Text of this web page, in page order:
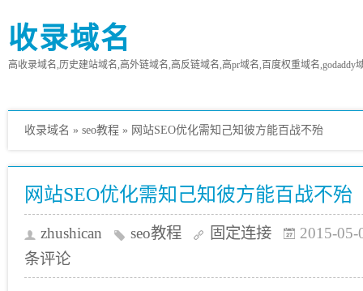
收录域名
高收录域名,历史建站域名,高外链域名,高反链域名,高pr域名,百度权重域名,godaddy
收录域名 » seo教程 » 网站SEO优化需知己知彼方能百战不殆
网站SEO优化需知己知彼方能百战不殆
zhushican seo教程 固定连接
2015-05-
条评论